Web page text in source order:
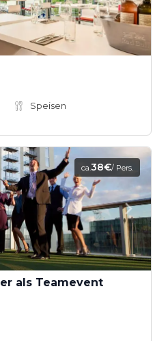
Speisen
ca.38€/ Pers.
als Teamevent